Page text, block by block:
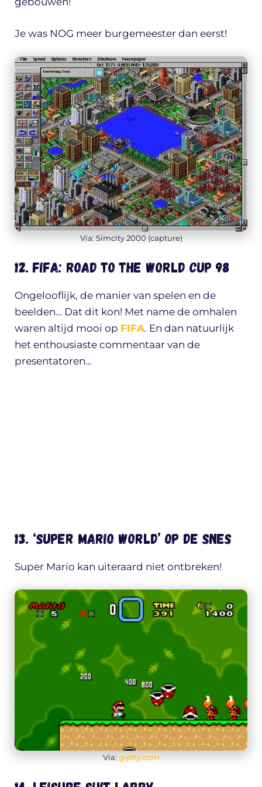
Je was NOG meer burgemeester dan eerst!
Via: Simcity 2000 (capture)
12. FIFA: Road to the World Cup 98
Ongelooflijk, de manier van spelen en de
beelden… Dat dit kon! Met name de omhalen
waren altijd mooi op FIFA. En dan natuurlijk
het enthousiaste commentaar van de
presentatoren…
13. ‘Super Mario World’ op de SNES
Super Mario kan uiteraard niet ontbreken!
Via: giphy.com